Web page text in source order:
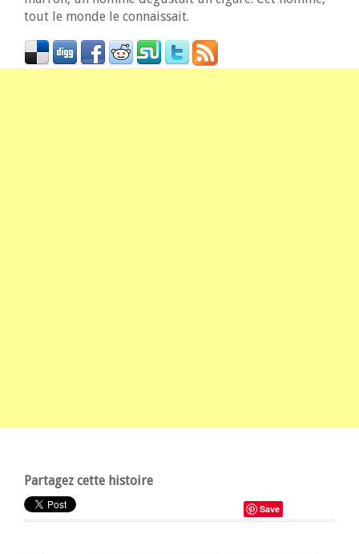
tout le monde le connaissait.
Partagez cette histoire
Save